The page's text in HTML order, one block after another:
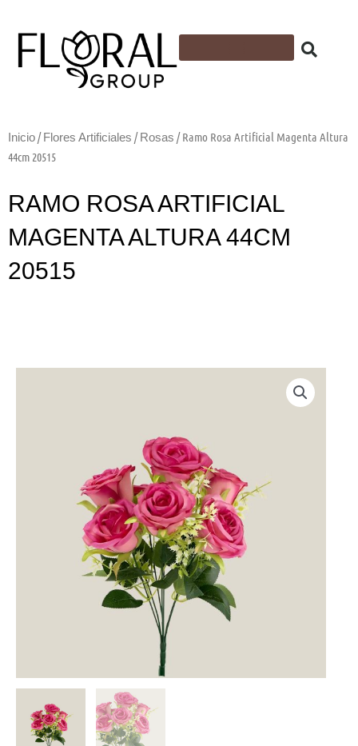
Inicio /Flores Artificiales /Rosas / Ramo Rosa Artificial Magenta Altura
44cm 20515
RAMO ROSA ARTIFICIAL
MAGENTA ALTURA 44CM
20515